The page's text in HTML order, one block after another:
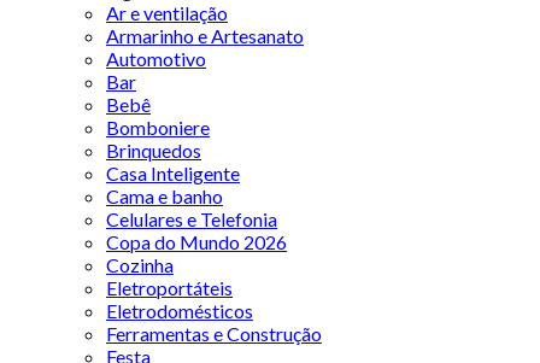
Ar e ventilação
Armarinho e Artesanato
Automotivo
Bar
Bebê
Bomboniere
Brinquedos
Casa Inteligente
Cama e banho
Celulares e Telefonia
Copa do Mundo 2026
Cozinha
Eletroportáteis
Eletrodomésticos
Ferramentas e Construção
Festa